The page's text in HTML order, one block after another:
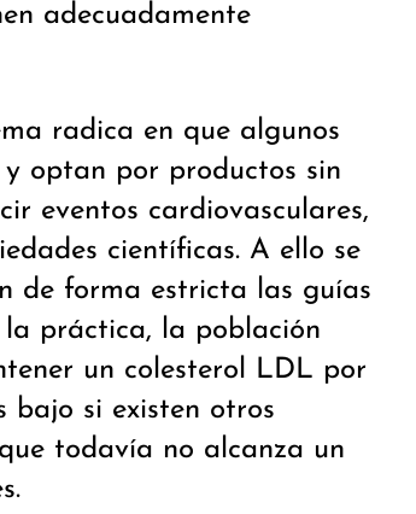
adecuadamente
radica en que algunos
optan por productos sin
eventos cardiovasculares,
científicas. A ello se
de forma estricta las guías
práctica, la población
un colesterol LDL por
bajo si existen otros
todavía no alcanza un